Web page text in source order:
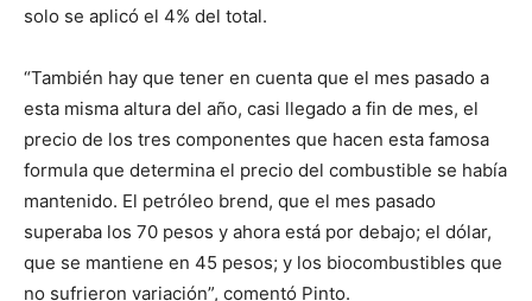
solo se aplicó el 4% del total.
“También hay que tener en cuenta que el mes pasado a
esta misma altura del año, casi llegado a fin de mes, el
precio de los tres componentes que hacen esta famosa
formula que determina el precio del combustible se había
mantenido. El petróleo brend, que el mes pasado
superaba los 70 pesos y ahora está por debajo; el dólar,
que se mantiene en 45 pesos; y los biocombustibles que
no sufrieron variación”, comentó Pinto.